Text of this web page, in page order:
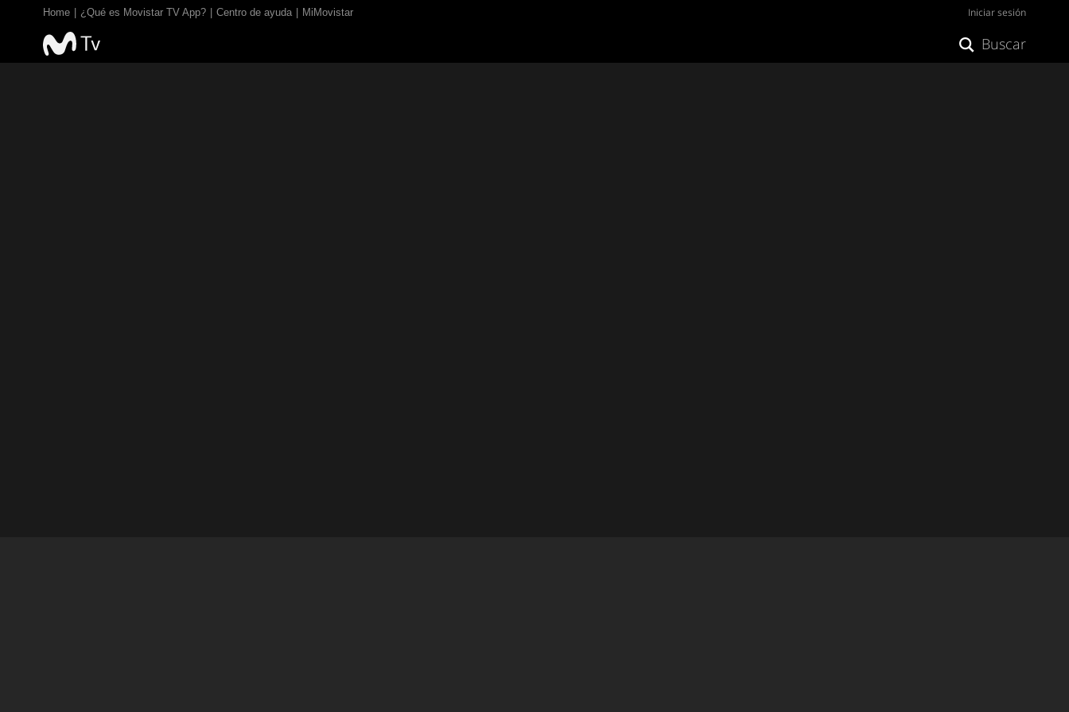
Home ¿Qué es Movistar TV App? Centro de ayuda MiMovistar Iniciar sesión
Buscar